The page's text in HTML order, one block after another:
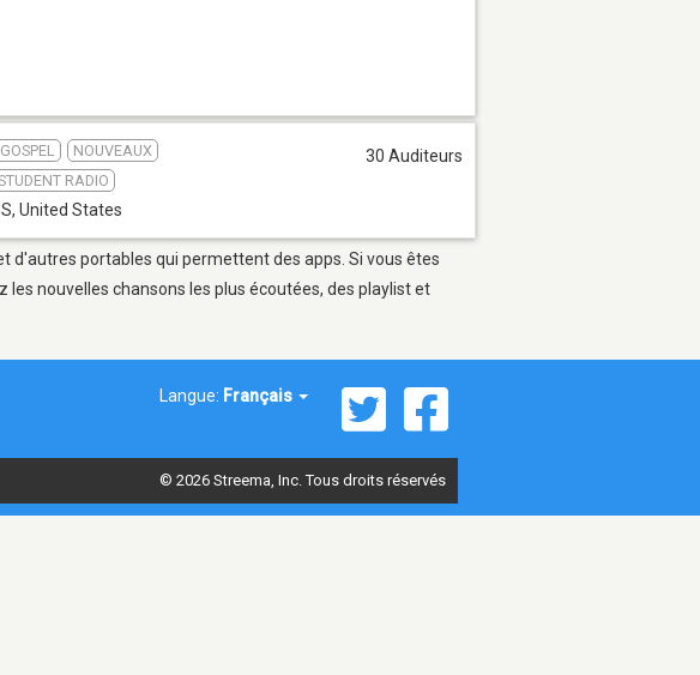
GOSPEL
NOUVEAUX
RADIO
, United States
30 Auditeurs
d'autres portables qui permettent des apps. Si vous êtes
nouvelles chansons les plus écoutées, des playlist et
Langue: Français
© 2026 Streema, Inc. Tous droits réservés